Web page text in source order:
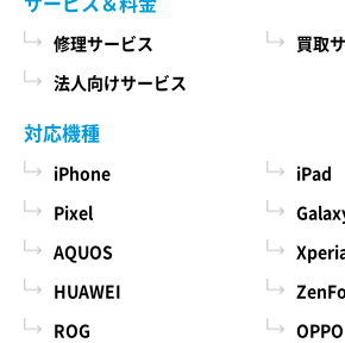
ユーザーにお知らせや連絡をす
アドレスを利用する場合やユー
付したり必要に応じて連絡した
名や住所などの連絡先情報を利
ユーザーの本人確認を行うため
月日、住所、電話番号、銀行口
ットカード番号、運転免許証番
き郵便の到達結果などの情報を
ユーザーに代金を請求するため
商品名や数量、利用されたサー
ス、その他一切のもの（以下「付
す）を修理依頼品から取り外して
お、修理依頼品に付加物が取り付
で、お客様が修理依頼品を当社に
場合、当社は、修理の過程で、付
汚損、破損、紛失その他付加物に
る一切の損害につき責任を負いか
第５条 料金について
本サービスの料金（修理料金、そ
み、以下「サービス料金」と言い
修理サービス
買取
法人向けサービス
対応機種
iPhone
iPad
Pixel
AQUOS
HUAWEI
ROG
OPPO